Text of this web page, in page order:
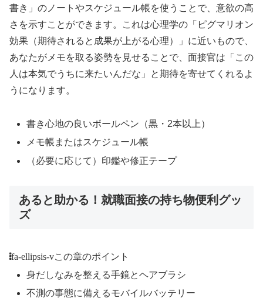
書き」のノートやスケジュール帳を使うことで、意欲の高
さを示すことができます。これは心理学の「ピグマリオン
効果（期待されると成果が上がる心理）」に近いもので、
あなたがメモを取る姿勢を見せることで、面接官は「この
人は本気でうちに来たいんだな」と期待を寄せてくれるよ
うになります。
書き心地の良いボールペン（黒・2本以上）
メモ帳またはスケジュール帳
（必要に応じて）印鑑や修正テープ
あると助かる！就職面接の持ち物便利グッ
ズ
fa-ellipsis-vこの章のポイント
身だしなみを整える手鏡とヘアブラシ
不測の事態に備えるモバイルバッテリー